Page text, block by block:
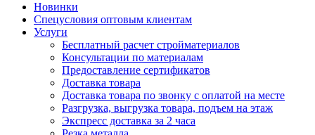
Новинки
Спецусловия оптовым клиентам
Услуги
Бесплатный расчет стройматериалов
Консультации по материалам
Предоставление сертификатов
Доставка товара
Доставка товара по звонку с оплатой на месте
Разгрузка, выгрузка товара, подъем на этаж
Экспресс доставка за 2 часа